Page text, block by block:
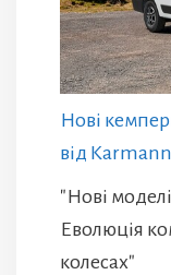
Нові
від
"Нові
Еволюція
колесах"